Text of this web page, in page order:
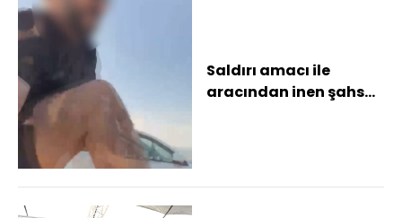
Saldırı amacı ile
aracından inen şahsa